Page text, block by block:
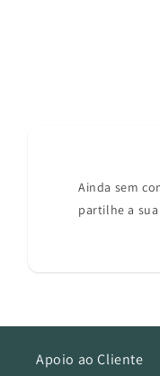
Ainda sem
partilhe a
Apoio ao Cliente